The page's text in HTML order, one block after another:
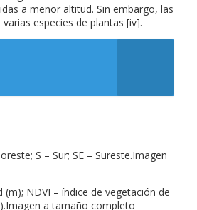
a menor altitud. Sin embargo, las
especies de plantas [iv].
S – Sur; SE – Sureste.Imagen
NDVI – índice de vegetación de
a tamaño completo